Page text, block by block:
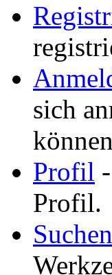
sich
Profil
Profil.
Suchen